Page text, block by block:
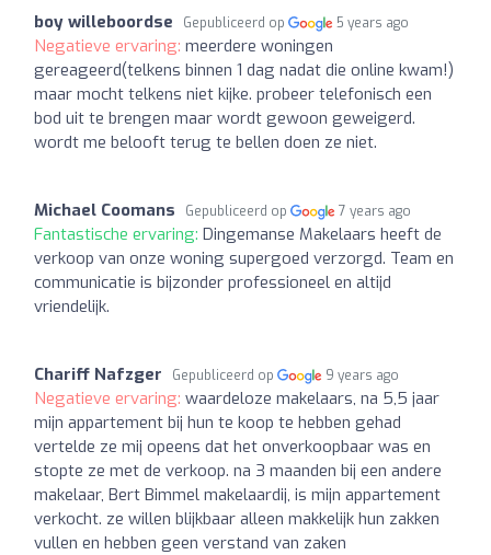
boy willeboordse Gepubliceerd op 5 years ago
Negatieve ervaring: meerdere woningen
gereageerd(telkens binnen 1 dag nadat die online kwam!)
maar mocht telkens niet kijke. probeer telefonisch een
bod uit te brengen maar wordt gewoon geweigerd.
wordt me belooft terug te bellen doen ze niet.
Michael Coomans Gepubliceerd op 7 years ago
Fantastische ervaring: Dingemanse Makelaars heeft de
verkoop van onze woning supergoed verzorgd. Team en
communicatie is bijzonder professioneel en altijd
vriendelijk.
Chariff Nafzger Gepubliceerd op 9 years ago
Negatieve ervaring: waardeloze makelaars, na 5,5 jaar
mijn appartement bij hun te koop te hebben gehad
vertelde ze mij opeens dat het onverkoopbaar was en
stopte ze met de verkoop. na 3 maanden bij een andere
makelaar, Bert Bimmel makelaardij, is mijn appartement
verkocht. ze willen blijkbaar alleen makkelijk hun zakken
vullen en hebben geen verstand van zaken